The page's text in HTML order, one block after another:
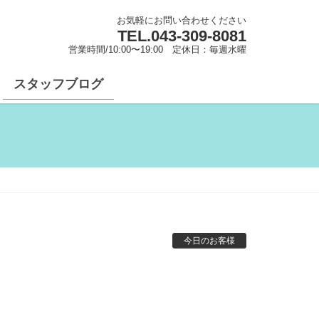
お気軽にお問い合わせください
TEL.043-309-8081
営業時間/10:00〜19:00 定休日：毎週水曜
スタッフブログ
今日のお客様